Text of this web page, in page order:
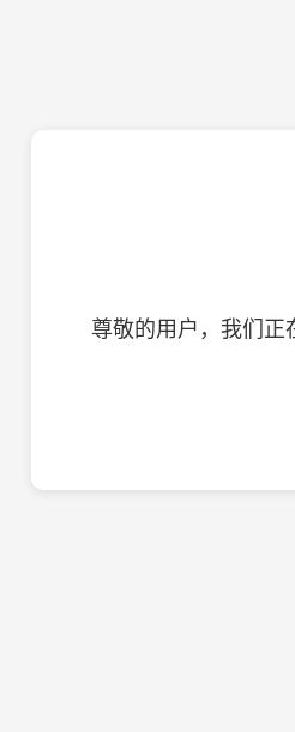
尊敬的用户，我们正